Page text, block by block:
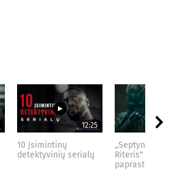
12:25
10 įsimintinų
detektyvinių serialų
„Septynių
Riteris" – kai
paprastumas